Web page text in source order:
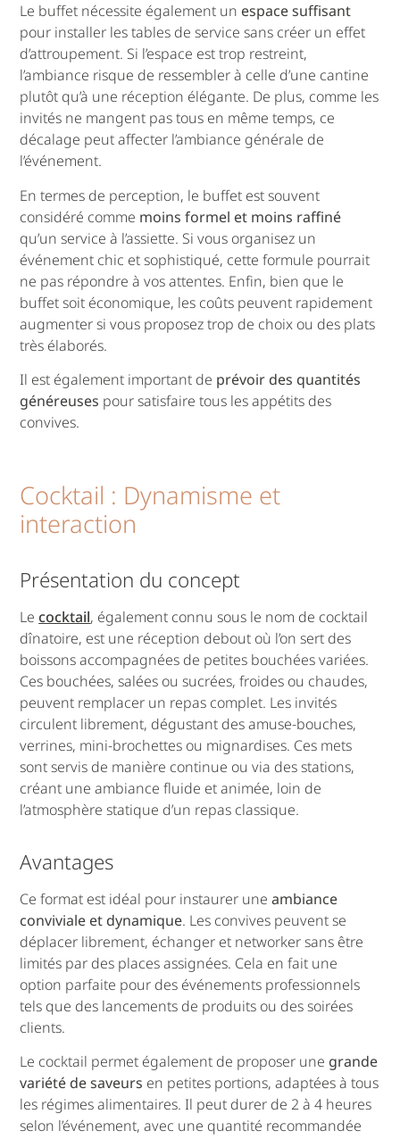
Le buffet nécessite également un espace suffisant
pour installer les tables de service sans créer un effet
d’attroupement. Si l’espace est trop restreint,
l’ambiance risque de ressembler à celle d’une cantine
plutôt qu’à une réception élégante. De plus, comme les
invités ne mangent pas tous en même temps, ce
décalage peut affecter l’ambiance générale de
l’événement.
En termes de perception, le buffet est souvent
considéré comme moins formel et moins raffiné
qu’un service à l’assiette. Si vous organisez un
événement chic et sophistiqué, cette formule pourrait
ne pas répondre à vos attentes. Enfin, bien que le
buffet soit économique, les coûts peuvent rapidement
augmenter si vous proposez trop de choix ou des plats
très élaborés.
Il est également important de prévoir des quantités
généreuses pour satisfaire tous les appétits des
convives.
Cocktail : Dynamisme et
interaction
Présentation du concept
Lecocktail, également connu sous le nom de cocktail
dînatoire, est une réception debout où l’on sert des
boissons accompagnées de petites bouchées variées.
Ces bouchées, salées ou sucrées, froides ou chaudes,
peuvent remplacer un repas complet. Les invités
circulent librement, dégustant des amuse-bouches,
verrines, mini-brochettes ou mignardises. Ces mets
sont servis de manière continue ou via des stations,
créant une ambiance fluide et animée, loin de
l’atmosphère statique d’un repas classique.
Avantages
Ce format est idéal pour instaurer uneambiance
conviviale et dynamique. Les convives peuvent se
déplacer librement, échanger et networker sans être
limités par des places assignées. Cela en fait une
option parfaite pour des événements professionnels
tels que des lancements de produits ou des soirées
clients.
Le cocktail permet également de proposer une grande
variété de saveurs en petites portions, adaptées à tous
les régimes alimentaires. Il peut durer de 2 à 4 heures
selon l’événement, avec une quantité recommandée